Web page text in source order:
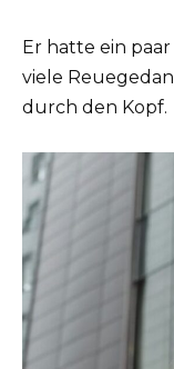
Er hatte ein
viele
durch den Kopf.